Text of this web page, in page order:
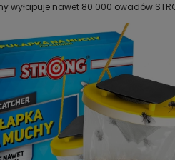
nawet 80 000 owadów